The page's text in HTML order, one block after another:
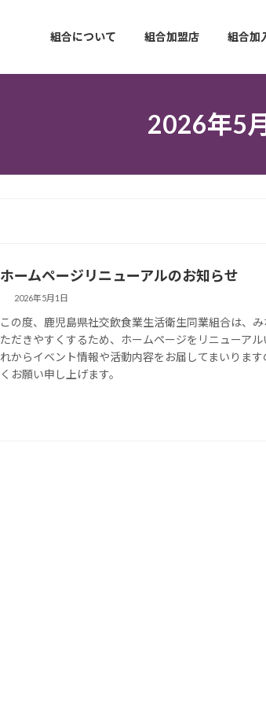
組合について 組合加盟店 組合加
2026年5
ホームページリニューアルのお知らせ
2026年5月1日
この度、鹿児島県社交飲食業生活衛生同業組合は、
ただきやすくするため、ホームページをリニューアル
れからイベント情報や活動内容をお届してまいりま
くお願い申し上げます。